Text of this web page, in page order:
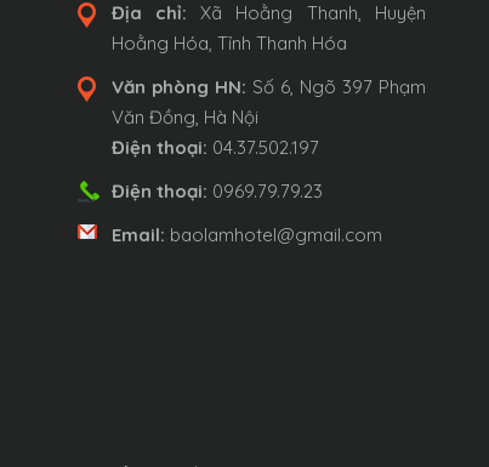
Địa chỉ:Xã Hoằng Thanh, Huyện
Hoằng Hóa, Tỉnh Thanh Hóa
Văn phòng HN: Số 6, Ngõ 397 Phạm
Văn Đồng, Hà Nội
Điện thoại: 04.37.502.197
Điện thoại: 0969.79.79.23
Email: baolamhotel@gmail.com